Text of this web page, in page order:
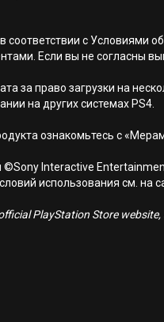
в соответствии с
Если вы не согласны
за право загрузки на
на других системах PS4.
ознакомьтесь с
Interactive
использования см. на
PlayStation Store website,